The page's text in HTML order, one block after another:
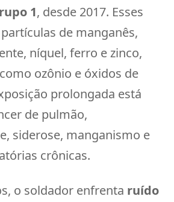
1, desde 2017. Esses
de manganês,
níquel, ferro e zinco,
ozônio e óxidos de
prolongada está
de pulmão,
siderose, manganismo e
crônicas.
o soldador enfrenta ruído